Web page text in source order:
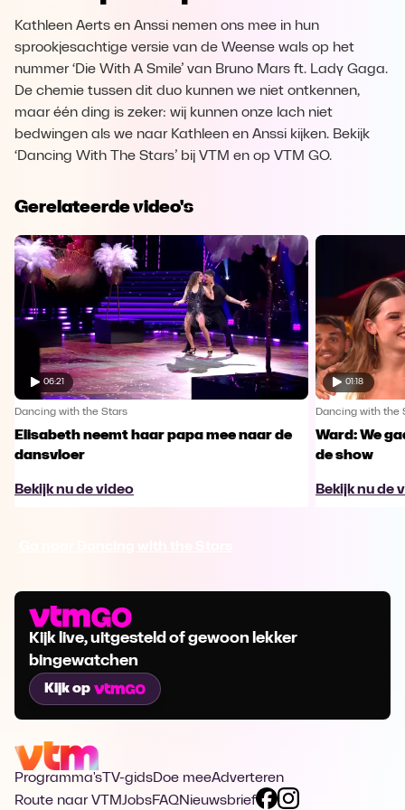
Kathleen Aerts en Anssi nemen ons mee in hun
sprookjesachtige versie van de Weense wals op het
nummer ‘Die With A Smile’ van Bruno Mars ft. Lady Gaga.
De chemie tussen dit duo kunnen we niet ontkennen,
maar één ding is zeker: wij kunnen onze lach niet
bedwingen als we naar Kathleen en Anssi kijken. Bekijk
‘Dancing With The Stars’ bij VTM en op VTM GO.
Gerelateerde video's
06:21
Dancing with the Stars
Elisabeth neemt haar papa mee naar de
dansvloer
Bekijk nu de video
01:18
Dancing with the
Ward: We
de show
Bekijk nu de
Kijk live, uitgesteld of gewoon lekker
bingewatchen
Kijk op
Programma's TV-gidsDoe meeAdverteren
Route naar VTMJobsFAQNieuwsbrief